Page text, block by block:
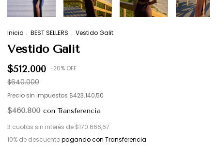
Inicio . BEST SELLERS . Vestido Galit
Vestido Galit
$512.000 -20% OFF
$640.000
Precio sin impuestos $423.140,50
$460.800 con Transferencia
3 cuotas sin interés de $170.666,67
10% de descuentopagando con Transferencia